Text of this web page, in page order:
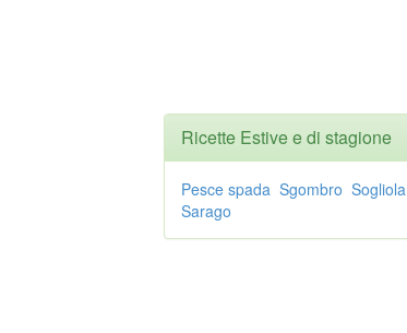
Ricette Estive e di stagione
Pesce spada Sgombro Sogliola
Sarago